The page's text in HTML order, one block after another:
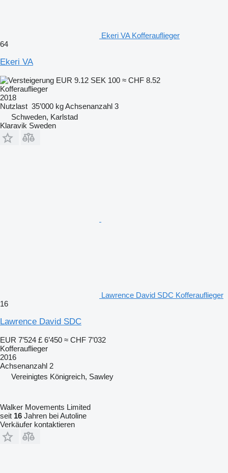
Ekeri VA Kofferauflieger
64
Ekeri VA
EUR 9.12 SEK 100 ≈ CHF 8.52
Kofferauflieger
2018
Nutzlast 35’000 kgAchsenanzahl 3
Schweden, Karlstad
Klaravik Sweden
Lawrence David SDC Kofferauflieger
16
Lawrence David SDC
EUR 7’524 £ 6’450 ≈ CHF 7’032
Kofferauflieger
2016
Achsenanzahl 2
Vereinigtes Königreich, Sawley
Walker Movements Limited
seit 16 Jahren bei Autoline
Verkäufer kontaktieren